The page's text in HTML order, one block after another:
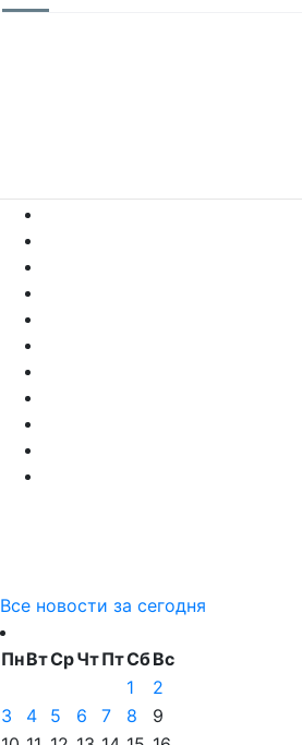
Все новости за сегодня
ПнВтСрЧтПтСбВс
1
2
3
4 5 6 7 8
9